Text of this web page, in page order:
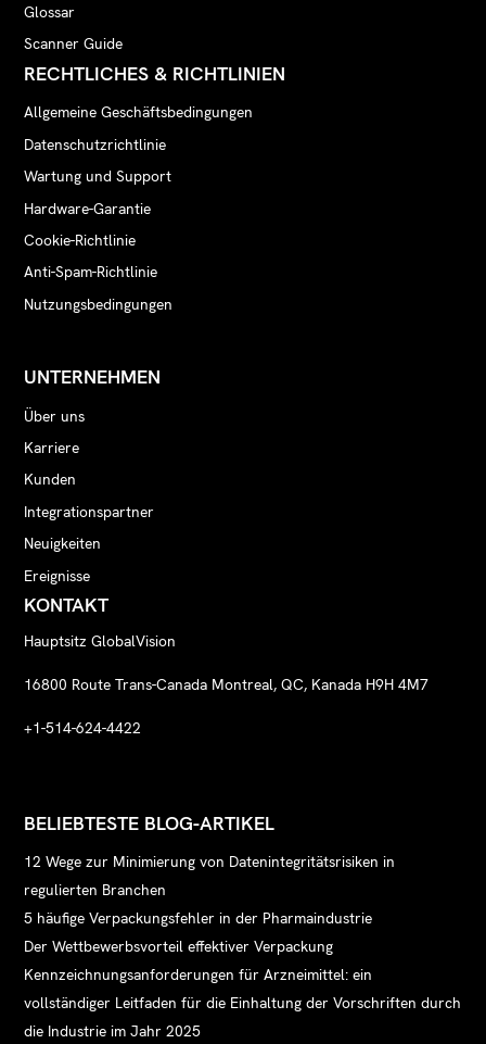
Glossar
Scanner Guide
RECHTLICHES & RICHTLINIEN
Allgemeine Geschäftsbedingungen
Datenschutzrichtlinie
Wartung und Support
Hardware-Garantie
Cookie-Richtlinie
Anti-Spam-Richtlinie
Nutzungsbedingungen
UNTERNEHMEN
Über uns
Karriere
Kunden
Integrationspartner
Neuigkeiten
Ereignisse
KONTAKT
Hauptsitz GlobalVision
16800 Route Trans-Canada Montreal, QC, Kanada H9H 4M7
+1-514-624-4422
BELIEBTESTE BLOG-ARTIKEL
12 Wege zur Minimierung von Datenintegritätsrisiken in
regulierten Branchen
5 häufige Verpackungsfehler in der Pharmaindustrie
Der Wettbewerbsvorteil effektiver Verpackung
Kennzeichnungsanforderungen für Arzneimittel: ein
vollständiger Leitfaden für die Einhaltung der Vorschriften durch
die Industrie im Jahr 2025